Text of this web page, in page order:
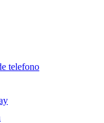
telefono